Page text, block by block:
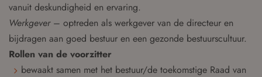
vanuit deskundigheid en ervaring.
Werkgever– optreden als werkgever van de directeur en
bijdragen aan goed bestuur en een gezonde bestuurscultuur.
Rollen van de voorzitter
bewaakt samen met het bestuur/de toekomstige Raad van